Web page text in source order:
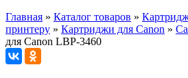
Главная » Каталог товаров »
принтеру » Картриджи для Canon »
для Canon LBP-3460